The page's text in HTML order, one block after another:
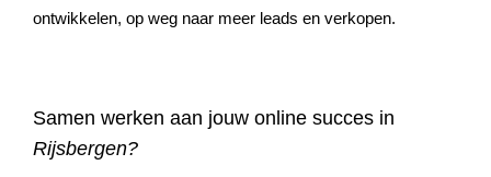
ontwikkelen, op weg naar meer leads en verkopen.
Samen werken aan jouw online succes in
Rijsbergen?